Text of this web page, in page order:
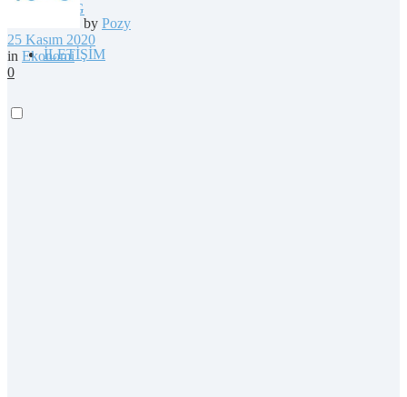
BLOG
İLETİŞİM
by Pozy
25 Kasım 2020
in Ekonomi
0